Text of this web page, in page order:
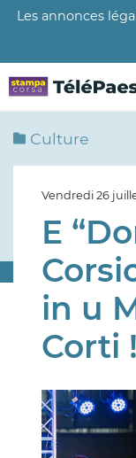
Aller
principal
Les annonces
Culture
Vendredi 26
E
in u
Corti !
Image